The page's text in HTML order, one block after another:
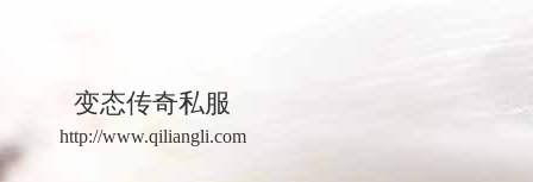
变态传奇私服
http://www.qiliangli.com